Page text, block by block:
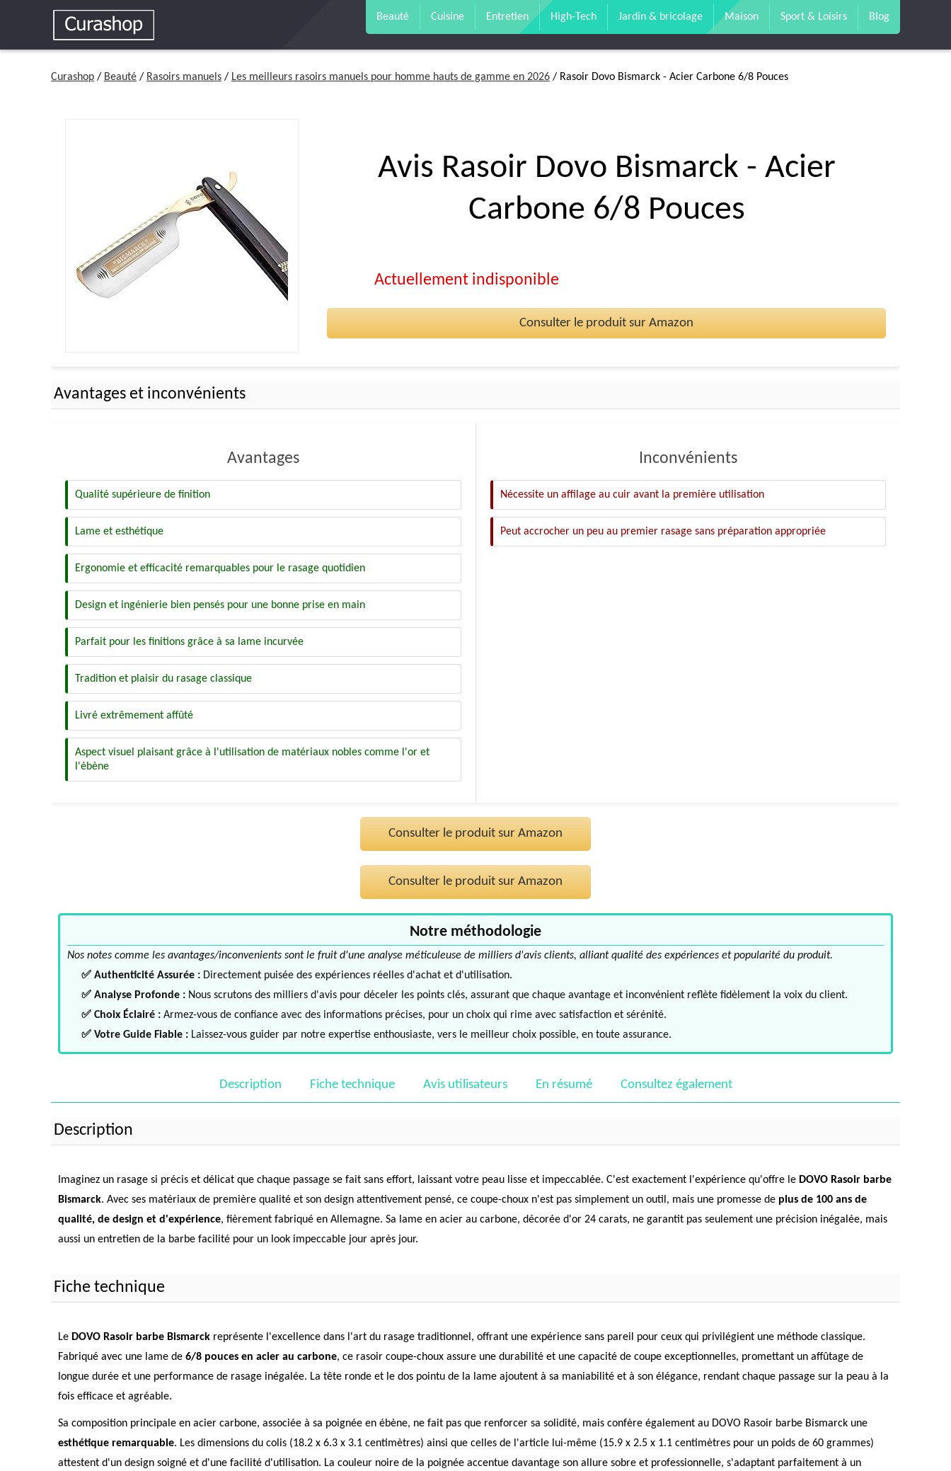
Beauté Cuisine Entretien High-Tech Jardin & bricolage Maison Sport & Loisirs Blog
Curashop / Beauté / Rasoirs manuels / Les meilleurs rasoirs manuels pour homme hauts de gamme en 2026 / Rasoir Dovo Bismarck - Acier Carbone 6/8 Pouces
Avis Rasoir Dovo Bismarck - Acier
Carbone 6/8 Pouces
Actuellement indisponible
Consulter le produit sur Amazon
Avantages et inconvénients
Avantages
Qualité supérieure de finition
Lame et esthétique
Ergonomie et efficacité remarquables pour le rasage quotidien
Design et ingénierie bien pensés pour une bonne prise en main
Parfait pour les finitions grâce à sa lame incurvée
Tradition et plaisir du rasage classique
Livré extrêmement affûté
Aspect visuel plaisant grâce à l'utilisation de matériaux nobles comme l'or et
l'ébène
Inconvénients
Nécessite un affilage au cuir avant la première utilisation
Peut accrocher un peu au premier rasage sans préparation appropriée
Consulter le produit sur Amazon
Consulter le produit sur Amazon
Notre méthodologie
Nos notes comme les avantages/inconvenients sont le fruit d'une analyse méticuleuse de milliers d'avis clients, alliant qualité des expériences et popularité du produit.
✅ Authenticité Assurée : Directement puisée des expériences réelles d'achat et d'utilisation.
✅ Analyse Profonde : Nous scrutons des milliers d'avis pour déceler les points clés, assurant que chaque avantage et inconvénient reflète fidèlement la voix du client.
✅ Choix Éclairé : Armez-vous de confiance avec des informations précises, pour un choix qui rime avec satisfaction et sérénité.
✅ Votre Guide Fiable : Laissez-vous guider par notre expertise enthousiaste, vers le meilleur choix possible, en toute assurance.
Description Fiche technique Avis utilisateurs En résumé Consultez également
Description
Imaginez un rasage si précis et délicat que chaque passage se fait sans effort, laissant votre peau lisse et impeccablée. C'est exactement l'expérience qu'offre le DOVO Rasoir barbe
Bismarck. Avec ses matériaux de première qualité et son design attentivement pensé, ce coupe-choux n'est pas simplement un outil, mais une promesse de plus de 100 ans de
qualité, de design et d'expérience, fièrement fabriqué en Allemagne. Sa lame en acier au carbone, décorée d'or 24 carats, ne garantit pas seulement une précision inégalée, mais
aussi un entretien de la barbe facilité pour un look impeccable jour après jour.
Fiche technique
Le DOVO Rasoir barbe Bismarck représente l'excellence dans l'art du rasage traditionnel, offrant une expérience sans pareil pour ceux qui privilégient une méthode classique.
Fabriqué avec une lame de 6/8 pouces en acier au carbone, ce rasoir coupe-choux assure une durabilité et une capacité de coupe exceptionnelles, promettant un affûtage de
longue durée et une performance de rasage inégalée. La tête ronde et le dos pointu de la lame ajoutent à sa maniabilité et à son élégance, rendant chaque passage sur la peau à la
fois efficace et agréable.
Sa composition principale en acier carbone, associée à sa poignée en ébène, ne fait pas que renforcer sa solidité, mais confère également au DOVO Rasoir barbe Bismarck une
esthétique remarquable. Les dimensions du colis (18.2 x 6.3 x 3.1 centimètres) ainsi que celles de l'article lui-même (15.9 x 2.5 x 1.1 centimètres pour un poids de 60 grammes)
attestent d'un design soigné et d'une facilité d'utilisation. La couleur noire de la poignée accentue davantage son allure sobre et professionnelle, s'adaptant parfaitement à un